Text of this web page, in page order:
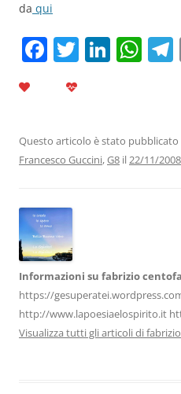
da qui
F
b
o
o
k
T Li
dI
n
W
A
p
Questo articolo è stato pubblicato
Francesco Guccini,G8 il22/11/2008
Informazioni su fabrizio
https://
http://www.lapoesiaelospirito.it
Visualizza tutti gli articoli di